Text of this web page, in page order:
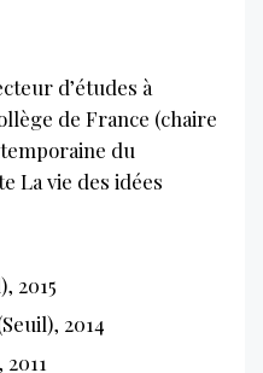
d’études à
de France (chaire
du
La vie des idées
2015
2014